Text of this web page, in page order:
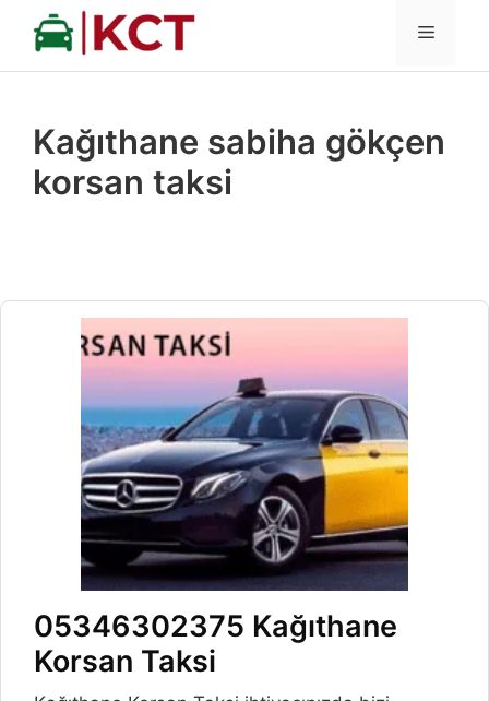
İçeriğe
MENÜ
Kağıthane sabiha gökçen
korsan taksi
05346302375 Kağıthane
Korsan Taksi